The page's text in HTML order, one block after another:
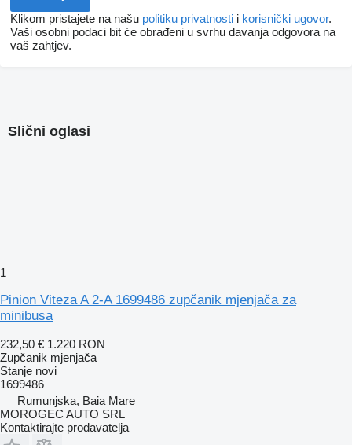
Klikom pristajete na našu politiku privatnosti i korisnički ugovor.
Vaši osobni podaci bit će obrađeni u svrhu davanja odgovora na
vaš zahtjev.
Slični oglasi
1
Pinion Viteza A 2-A 1699486 zupčanik mjenjača za
minibusa
232,50 € 1.220 RON
Zupčanik mjenjača
Stanje novi
1699486
Rumunjska, Baia Mare
MOROGEC AUTO SRL
Kontaktirajte prodavatelja